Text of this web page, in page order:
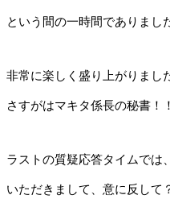
という間の一時間でありまし
非常に楽しく盛り上がりまし
さすがはマキタ係長の秘書！！
ラストの質疑応答タイムでは
いただきまして、意に反して